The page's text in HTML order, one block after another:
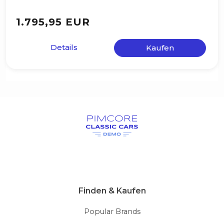
1.795,95 EUR
Details Kaufen
Finden & Kaufen
Popular Brands